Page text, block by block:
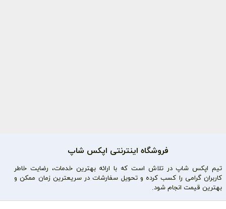
فروشگاه اینترنتی اپکس شاپ
تیم اپکس شاپ در تلاش است که با ارائه بهترین خدمات، رضایت خاطر
کاربران گرامی را کسب کرده و تحویل سفارشات در سریعترین زمان ممکن و
بهترین قیمت انجام شود.